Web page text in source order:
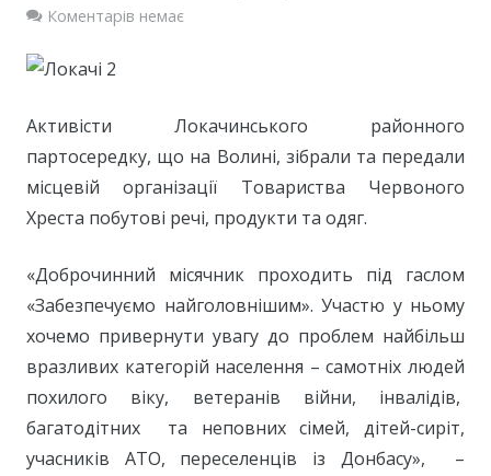
Депутатський корпус
Громадські приймальні
Контакти
Коментарів немає
Активісти Локачинського районного
партосередку, що на Волині, зібрали та передали
місцевій організації Товариства Червоного
Хреста побутові речі, продукти та одяг.
«Доброчинний місячник проходить під гаслом
«Забезпечуємо найголовнішим». Участю у ньому
хочемо привернути увагу до проблем найбільш
вразливих категорій населення – самотніх людей
похилого віку, ветеранів війни, інвалідів,
багатодітних та неповних сімей, дітей-сиріт,
учасників АТО, переселенців із Донбасу», –